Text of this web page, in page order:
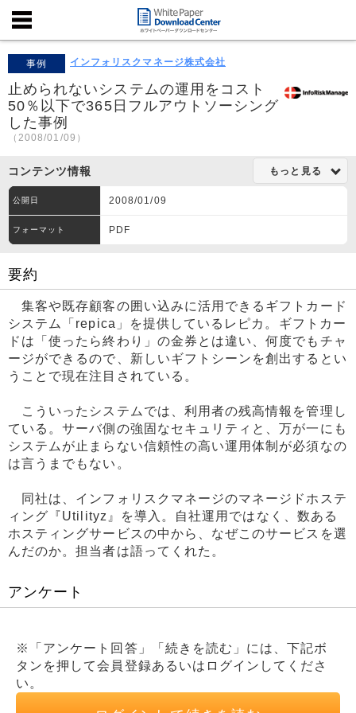
事例 インフォリスクマネージ株式会社
止められないシステムの運用をコスト
50％以下で365日フルアウトソーシング
した事例
（2008/01/09）
コンテンツ情報 もっと見る
公開日 2008/01/09
フォーマット PDF
要約
集客や既存顧客の囲い込みに活用できるギフトカード
システム「repica」を提供しているレピカ。ギフトカー
ドは「使ったら終わり」の金券とは違い、何度でもチャ
ージができるので、新しいギフトシーンを創出するとい
うことで現在注目されている。
こういったシステムでは、利用者の残高情報を管理し
ている。サーバ側の強固なセキュリティと、万が一にも
システムが止まらない信頼性の高い運用体制が必須なの
は言うまでもない。
同社は、インフォリスクマネージのマネージドホステ
ィング『Utilityz』を導入。自社運用ではなく、数ある
ホスティングサービスの中から、なぜこのサービスを選
んだのか。担当者は語ってくれた。
アンケート
※「アンケート回答」「続きを読む」には、下記ボ
タンを押して会員登録あるいはログインしてくださ
い。